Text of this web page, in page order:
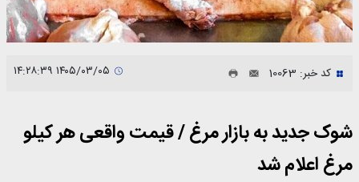
کد خبر: 10063
شوک جدید به بازار مرغ / قیمت واقعی هر کیلو
مرغ اعلام شد